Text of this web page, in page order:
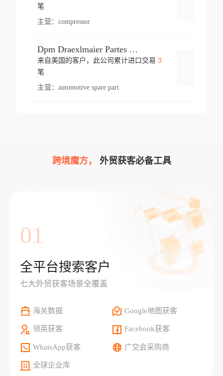
笔
主营： compressor
Dpm Draexlmaier Partes Automotrices Corr Ind Huejotzingo
来自美国的客户，此公司累计进口交易 3
笔
主营： automotive spare part
跨境魔方， 外贸获客必备工具
01
全平台搜索客户
七大外贸获客场景全覆盖
海关数据 Google地图获客
领英获客 Facebook获客
WhatsApp获客 广交会采购商
全球企业库